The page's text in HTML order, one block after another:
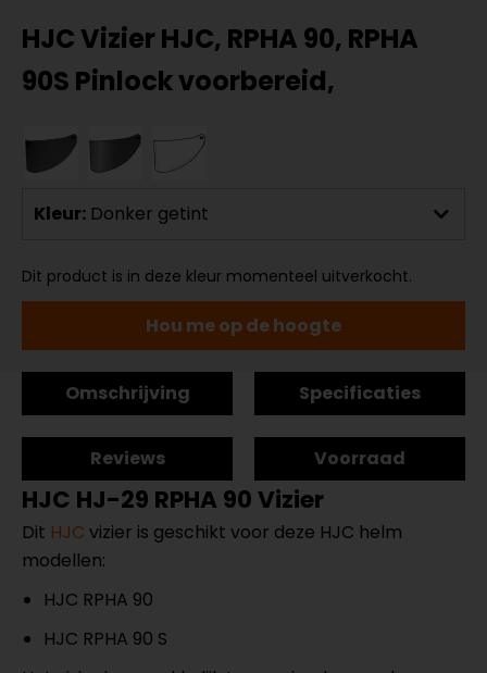
HJC Vizier HJC, RPHA 90, RPHA
90S Pinlock voorbereid,
Kleur: Donker getint
Dit product is in deze kleur momenteel uitverkocht.
Hou me op de hoogte
Omschrijving Specificaties
Reviews Voorraad
HJC HJ-29 RPHA 90 Vizier
Dit HJC vizier is geschikt voor deze HJC helm
modellen:
HJC RPHA 90
HJC RPHA 90 S